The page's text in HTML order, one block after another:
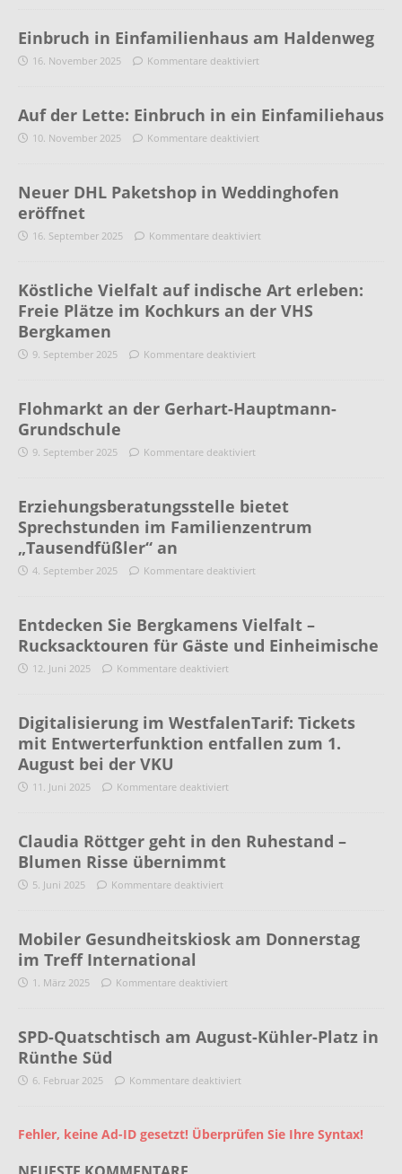
Einbruch in Einfamilienhaus am Haldenweg
16. November 2025 Kommentare deaktiviert
Auf der Lette: Einbruch in ein Einfamiliehaus
10. November 2025 Kommentare deaktiviert
Neuer DHL Paketshop in Weddinghofen
eröffnet
16. September 2025 Kommentare deaktiviert
Köstliche Vielfalt auf indische Art erleben:
Freie Plätze im Kochkurs an der VHS
Bergkamen
9. September 2025 Kommentare deaktiviert
Flohmarkt an der Gerhart-Hauptmann-
Grundschule
9. September 2025 Kommentare deaktiviert
Erziehungsberatungsstelle bietet
Sprechstunden im Familienzentrum
„Tausendfüßler“ an
4. September 2025 Kommentare deaktiviert
Entdecken Sie Bergkamens Vielfalt –
Rucksacktouren für Gäste und Einheimische
12. Juni 2025 Kommentare deaktiviert
Digitalisierung im WestfalenTarif: Tickets
mit Entwerterfunktion entfallen zum 1.
August bei der VKU
11. Juni 2025 Kommentare deaktiviert
Claudia Röttger geht in den Ruhestand –
Blumen Risse übernimmt
5. Juni 2025 Kommentare deaktiviert
Mobiler Gesundheitskiosk am Donnerstag
im Treff International
1. März 2025 Kommentare deaktiviert
SPD-Quatschtisch am August-Kühler-Platz in
Rünthe Süd
6. Februar 2025 Kommentare deaktiviert
Fehler, keine Ad-ID gesetzt! Überprüfen Sie Ihre Syntax!